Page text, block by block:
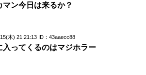
ン今日は来るか？
木) 21:21:13 ID：43aaecc88
ってくるのはマジホラー